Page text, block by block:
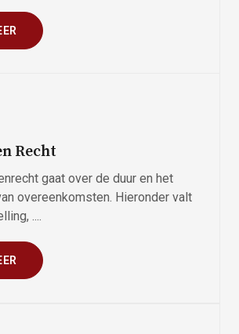
Recht
gaat over de duur en het
overeenkomsten. Hieronder valt
....